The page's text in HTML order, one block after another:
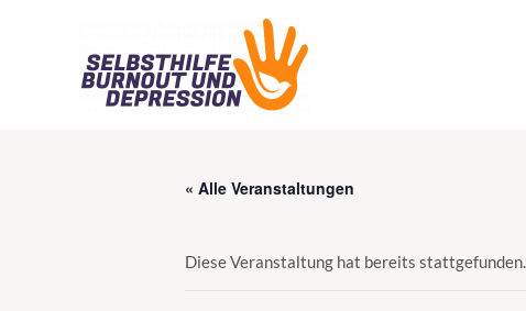
« Alle Veranstaltungen
Diese Veranstaltung hat bereits stattgefunden.